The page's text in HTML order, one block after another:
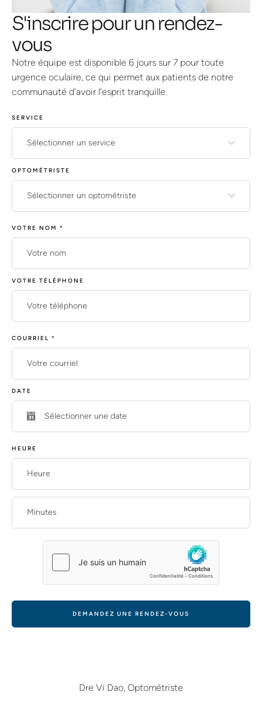
S'inscrire pour un rendez-
vous
Notre équipe est disponible 6 jours sur 7 pour toute
urgence oculaire, ce qui permet aux patients de notre
communauté d’avoir l’esprit tranquille.
SERVICE
Sélectionner un service
OPTOMÉTRISTE
Sélectionner un optométriste
VOTRE NOM *
VOTRE TÉLÉPHONE
COURRIEL *
DATE
HEURE
DEMANDEZ UNE RENDEZ-VOUS
Dre Vi Dao, Optométriste